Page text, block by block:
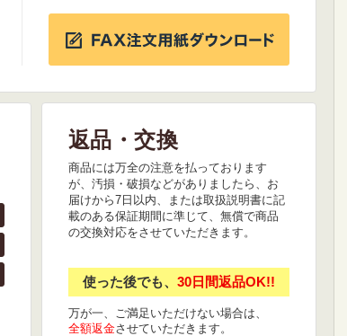
返品・交換
商品には万全の注意を払っております
が、汚損・破損などがありましたら、お
届けから7日以内、または取扱説明書に記
載のある保証期間に準じて、無償で商品
の交換対応をさせていただきます。
使った後でも、 30日間返品OK!!
万が一、ご満足いただけない場合は、
全額返金させていただきます。